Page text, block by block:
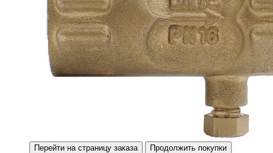
Перейти на страницу заказа Продолжить покупки